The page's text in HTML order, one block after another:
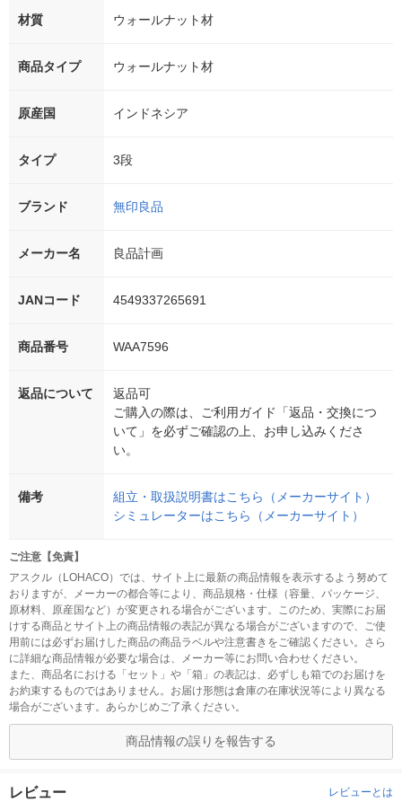
材質 ウォールナット材
商品タイプ ウォールナット材
原産国 インドネシア
タイプ 3段
ブランド 無印良品
メーカー名 良品計画
JANコード 4549337265691
商品番号 WAA7596
返品について
返品可
ご購入の際は、ご利用ガイド「返品・交換につ
いて」を必ずご確認の上、お申し込みくださ
い。
備考
組立・取扱説明書はこちら（メーカーサイト）
シミュレーターはこちら（メーカーサイト）
ご注意【免責】
アスクル（LOHACO）では、サイト上に最新の商品情報を表示するよう努めて
おりますが、メーカーの都合等により、商品規格・仕様（容量、パッケージ、
原材料、原産国など）が変更される場合がございます。このため、実際にお届
けする商品とサイト上の商品情報の表記が異なる場合がございますので、ご使
用前には必ずお届けした商品の商品ラベルや注意書きをご確認ください。さら
に詳細な商品情報が必要な場合は、メーカー等にお問い合わせください。
また、商品名における「セット」や「箱」の表記は、必ずしも箱でのお届けを
お約束するものではありません。お届け形態は倉庫の在庫状況等により異なる
場合がございます。あらかじめご了承ください。
商品情報の誤りを報告する
レビュー レビューとは